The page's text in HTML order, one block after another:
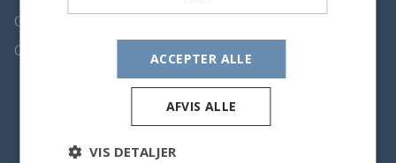
Copyright 2023
Cookiepolitik
ACCEPTER ALLE
AFVIS ALLE
VIS DETALJER